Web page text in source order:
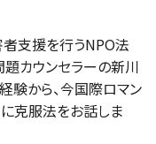
支援を行うNPO法
カウンセラーの新川
験から、今国際ロマン
克服法をお話しま